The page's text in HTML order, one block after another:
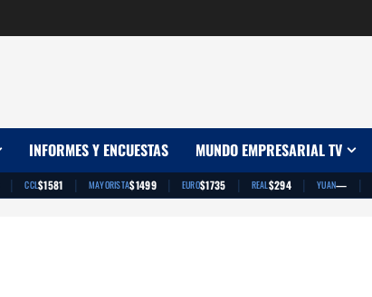
INFORMES Y ENCUESTAS MUNDO EMPRESARIAL TV
| CCL$1581 | MAYORISTA$1499 | EURO$1735 | REAL$294 | YUAN— |